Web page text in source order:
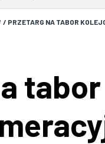
/ PRZETARG NA TABOR